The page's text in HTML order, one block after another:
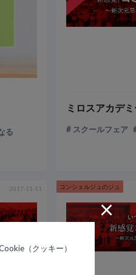
る スクールフェア
2017-11-11 コンシェルジュのジュ
×
（クッキー）